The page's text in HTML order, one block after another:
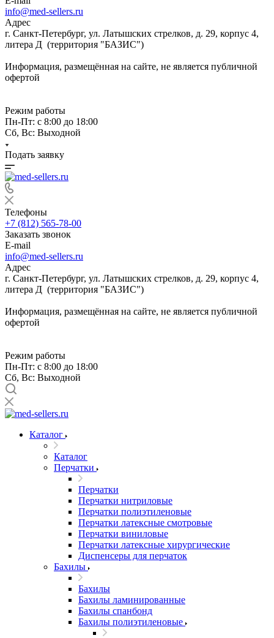
info@med-sellers.ru
Адрес
г. Санкт-Петербург, ул. Латышских стрелков, д. 29, корпус 4,
литера Д (территория "БАЗИС")
Информация, размещённая на сайте, не является публичной
офертой
Режим работы
Пн-Пт: с 8:00 до 18:00
Сб, Вс: Выходной
Подать заявку
Телефоны
+7 (812) 565-78-00
Заказать звонок
E-mail
info@med-sellers.ru
Адрес
г. Санкт-Петербург, ул. Латышских стрелков, д. 29, корпус 4,
литера Д (территория "БАЗИС")
Информация, размещённая на сайте, не является публичной
офертой
Режим работы
Пн-Пт: с 8:00 до 18:00
Сб, Вс: Выходной
Каталог
Каталог
Перчатки
Перчатки
Перчатки нитриловые
Перчатки полиэтиленовые
Перчатки латексные смотровые
Перчатки виниловые
Перчатки латексные хирургические
Диспенсеры для перчаток
Бахилы
Бахилы
Бахилы ламинированные
Бахилы спанбонд
Бахилы полиэтиленовые